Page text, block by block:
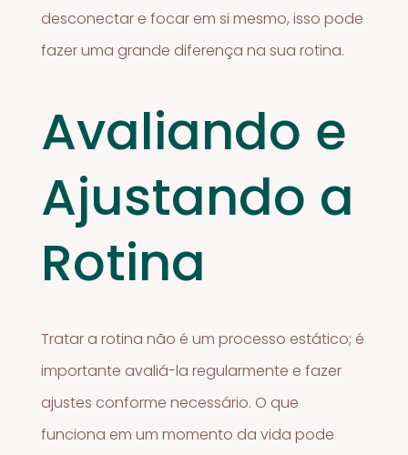
desconectar e focar em si mesmo, isso pode
fazer uma grande diferença na sua rotina.
Avaliando e
Ajustando a
Rotina
Tratar a rotina não é um processo estático; é
importante avaliá-la regularmente e fazer
ajustes conforme necessário. O que
funciona em um momento da vida pode